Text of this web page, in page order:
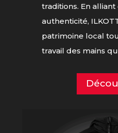
traditions. En
authenticité,
patrimoine local
travail des mains